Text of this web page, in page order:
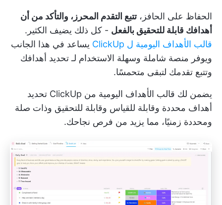
الحفاظ على الحافز،تتبع التقدم المحرز، والتأكد من أن
أهدافك قابلة للتحقيق بالفعل - كل ذلك يضيف الكثير.
قالب الأهداف اليومية ل ClickUp
يساعد في هذا الجانب
ويوفر منصة شاملة وسهلة الاستخدام لـ تحديد أهدافك
وتتبع تقدمك لتبقى متحمسًا.
يضمن لك قالب الأهداف اليومية من ClickUp تحديد
أهداف محددة وقابلة للقياس وقابلة للتحقيق وذات صلة
ومحددة زمنيًا، مما يزيد من فرص نجاحك.